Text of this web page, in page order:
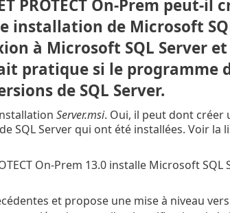
PROTECT On-Prem peut-il
installation de Microsoft
à Microsoft SQL Server
pratique si le programme
de SQL Server.
Server.msi. Oui, il peut dont créer
SQL Server qui ont été installées. Voir la
On-Prem 13.0 installe Microsoft SQL
et propose une mise à niveau vers